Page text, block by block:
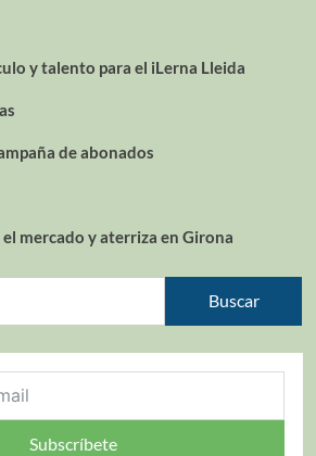
y talento para el iLerna Lleida
de abonados
mercado y aterriza en Girona
Subscríbete